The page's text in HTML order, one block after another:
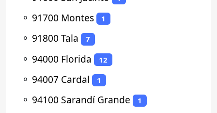
⚬ 91700 Montes 1
⚬ 91800 Tala 7
⚬ 94000 Florida 12
⚬ 94007 Cardal 1
⚬ 94100 Sarandí Grande 1